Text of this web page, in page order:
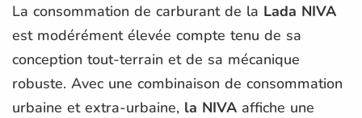
La consommation de carburant de la Lada NIVA
est modérément élevée compte tenu de sa
conception tout-terrain et de sa mécanique
robuste. Avec une combinaison de consommation
urbaine et extra-urbaine, la NIVA affiche une